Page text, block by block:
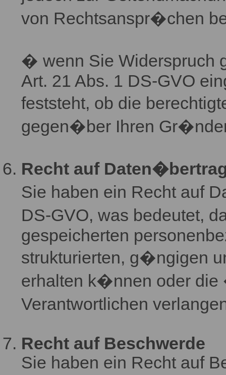
von Rechtsanspr�chen
� wenn Sie Widerspruch
Art. 21 Abs. 1 DS-GVO
feststeht, ob die
gegen�ber Ihren
Recht auf
Sie haben ein Recht auf
DS-GVO, was bedeutet,
gespeicherten
strukturierten, g�ngigen
erhalten k�nnen oder die
Verantwortlichen
Recht auf Beschwerde
Sie haben ein Recht auf